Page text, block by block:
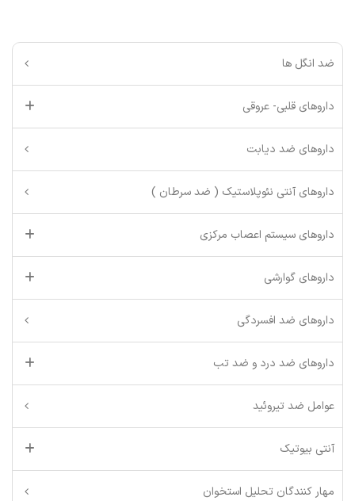
ضد انگل ها
داروهای قلبی- عروقی
داروهای ضد دیابت
داروهای آنتی نئوپلاستیک ( ضد سرطان )
داروهای سیستم اعصاب مرکزی
داروهای گوارشی
داروهای ضد افسردگی
داروهای ضد درد و ضد تب
عوامل ضد تیروئید
آنتی بیوتیک
مهار کنندگان تحلیل استخوان